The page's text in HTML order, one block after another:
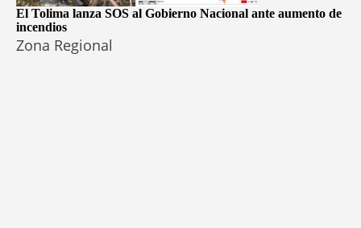
El Tolima lanza SOS al Gobierno Nacional ante aumento de
incendios
Zona Regional